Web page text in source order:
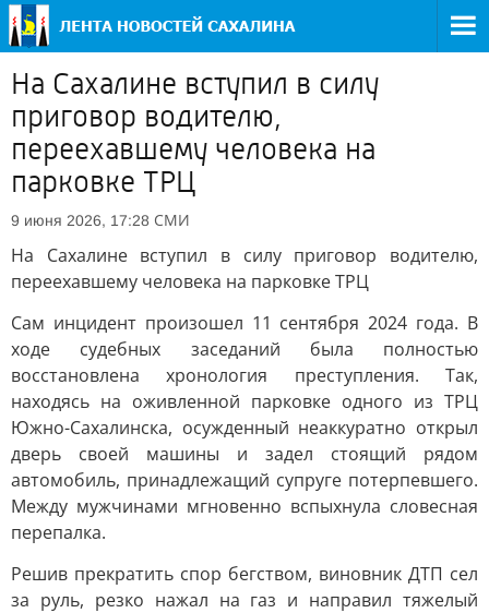
На Сахалине вступил в силу
приговор водителю,
переехавшему человека на
парковке ТРЦ
9 июня 2026, 17:28 СМИ
На Сахалине вступил в силу приговор водителю,
переехавшему человека на парковке ТРЦ
Сам инцидент произошел 11 сентября 2024 года. В
ходе судебных заседаний была полностью
восстановлена хронология преступления. Так,
находясь на оживленной парковке одного из ТРЦ
Южно-Сахалинска, осужденный неаккуратно открыл
дверь своей машины и задел стоящий рядом
автомобиль, принадлежащий супруге потерпевшего.
Между мужчинами мгновенно вспыхнула словесная
перепалка.
Решив прекратить спор бегством, виновник ДТП сел
за руль, резко нажал на газ и направил тяжелый